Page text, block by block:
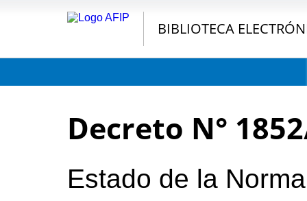
BIBLIOTECA
Decreto N°
Estado de la